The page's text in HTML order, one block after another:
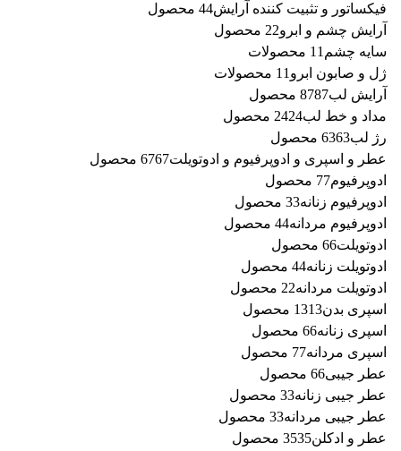
فیکساتور و تثبیت کننده آرایش 44 محصول
آرایش چشم و ابرو 22 محصول
سایه چشم
1 1 محصولات
ژل و صابون ابرو
1 1 محصولات
آرایش لب
8787 محصول
مداد و خط لب
2424 محصول
رژ لب
6363 محصول
عطر و اسپری و ادوپرفیوم و ادوتویلت
6767 محصول
ادوپرفیوم 77 محصول
ادوپرفیوم زنانه 33 محصول
ادوپرفیوم مردانه 44 محصول
ادوتویلت 66 محصول
ادوتویلت زنانه 44 محصول
ادوتویلت مردانه 22 محصول
اسپری بدن
1313 محصول
اسپری زنانه 66 محصول
اسپری مردانه 77 محصول
عطر جیبی 66 محصول
عطر جیبی زنانه 33 محصول
عطر جیبی مردانه 33 محصول
عطر و ادکلن
3535 محصول